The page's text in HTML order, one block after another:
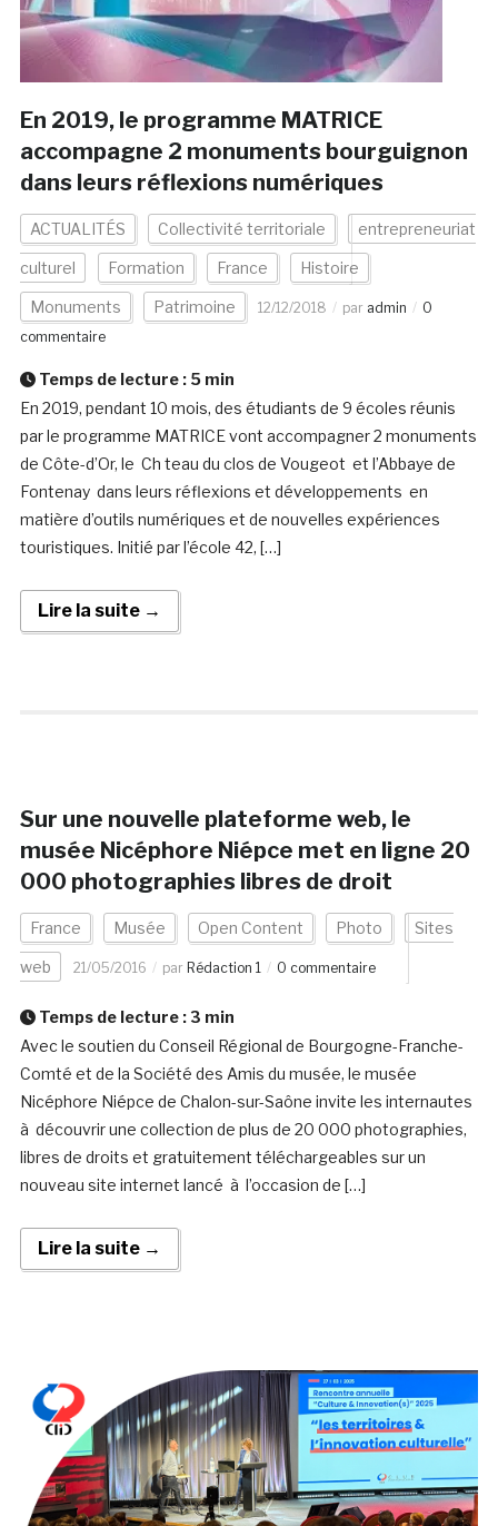
En 2019, le programme MATRICE
accompagne 2 monuments bourguignon
dans leurs réflexions numériques
ACTUALITÉS Collectivité territoriale entrepreneuriat
culturel Formation France Histoire
Monuments Patrimoine 12/12/2018 par admin
0
commentaire
Temps de lecture : 5 min
En 2019, pendant 10 mois, des étudiants de 9 écoles réunis
par le programme MATRICE vont accompagner 2 monuments
de Côte-d’Or, le Ch teau du clos de Vougeot et l’Abbaye de
Fontenay dans leurs réflexions et développements en
matière d’outils numériques et de nouvelles expériences
touristiques. Initié par l’école 42, […]
Lire la suite →
Sur une nouvelle plateforme web, le
musée Nicéphore Niépce met en ligne 20
000 photographies libres de droit
France Musée Open Content Photo Sites
web 21/05/2016 par Rédaction 1 0 commentaire
Temps de lecture : 3 min
Avec le soutien du Conseil Régional de Bourgogne-Franche-
Comté et de la Société des Amis du musée, le musée
Nicéphore Niépce de Chalon-sur-Saône invite les internautes
à découvrir une collection de plus de 20 000 photographies,
libres de droits et gratuitement téléchargeables sur un
nouveau site internet lancé à l’occasion de […]
Lire la suite →